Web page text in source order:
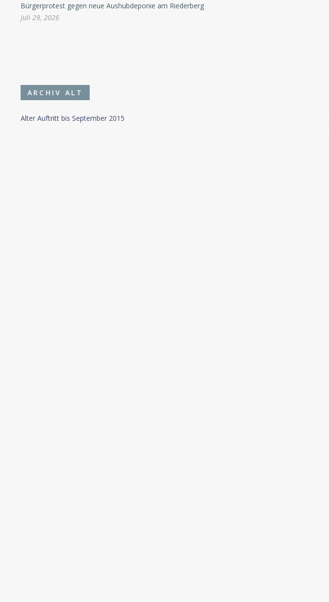
Bürgerprotest gegen neue Aushubdeponie am Riederberg
Juli 29, 2026
ARCHIV ALT
Alter Auftritt bis September 2015